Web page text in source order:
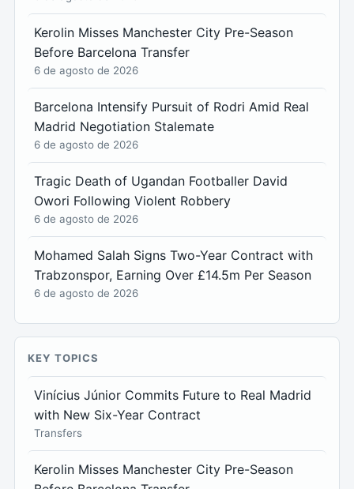
Kerolin Misses Manchester City Pre-Season
Before Barcelona Transfer
6 de agosto de 2026
Barcelona Intensify Pursuit of Rodri Amid Real
Madrid Negotiation Stalemate
6 de agosto de 2026
Tragic Death of Ugandan Footballer David
Owori Following Violent Robbery
6 de agosto de 2026
Mohamed Salah Signs Two-Year Contract with
Trabzonspor, Earning Over £14.5m Per Season
6 de agosto de 2026
KEY TOPICS
Vinícius Júnior Commits Future to Real Madrid
with New Six-Year Contract
Transfers
Kerolin Misses Manchester City Pre-Season